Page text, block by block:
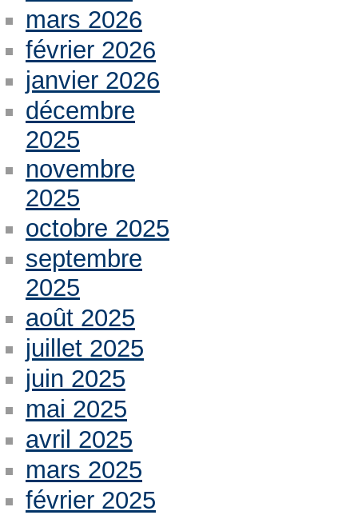
mars 2026
février 2026
janvier 2026
décembre
2025
novembre
2025
octobre 2025
septembre
2025
août 2025
juillet 2025
juin 2025
mai 2025
avril 2025
mars 2025
février 2025